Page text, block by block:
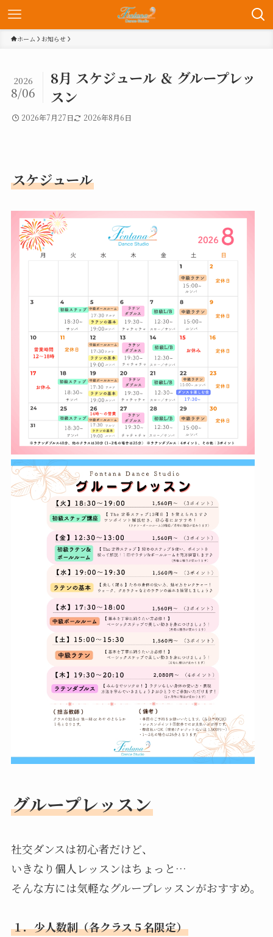
ホーム お知らせ
8月 スケジュール ＆ グループレッ
スン
2026
8/06
2026年7月27日 2026年8月6日
スケジュール
グループレッスン
社交ダンスは初心者だけど、
いきなり個人レッスンはちょっと…
そんな方には気軽なグループレッスンがおすすめ。
１．少人数制（各クラス５名限定）